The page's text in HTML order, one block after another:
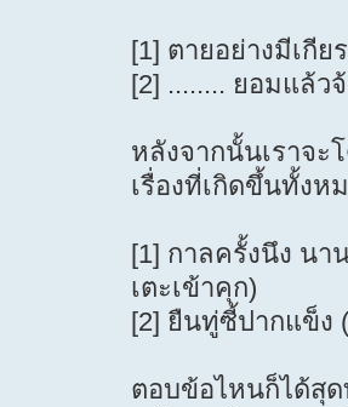
[1] ตายอย่างมีเกี
[2] ........ ยอมแล้ว
หลังจากนั้นเราจะ
เรื่องที่เกิดขึ้นทั้งห
[1] กาลครั้งนึง นา
เตะเข้าคุก)
[2] ยืนทู่ซี้ปากแข็ง
ตอบข้อไหนก็ได้สุ